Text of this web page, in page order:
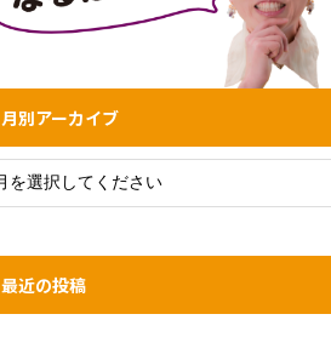
月別アーカイブ
最近の投稿